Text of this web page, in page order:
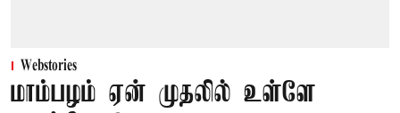
Webstories
மாம்பழம் ஏன் முதலில் உள்ளே